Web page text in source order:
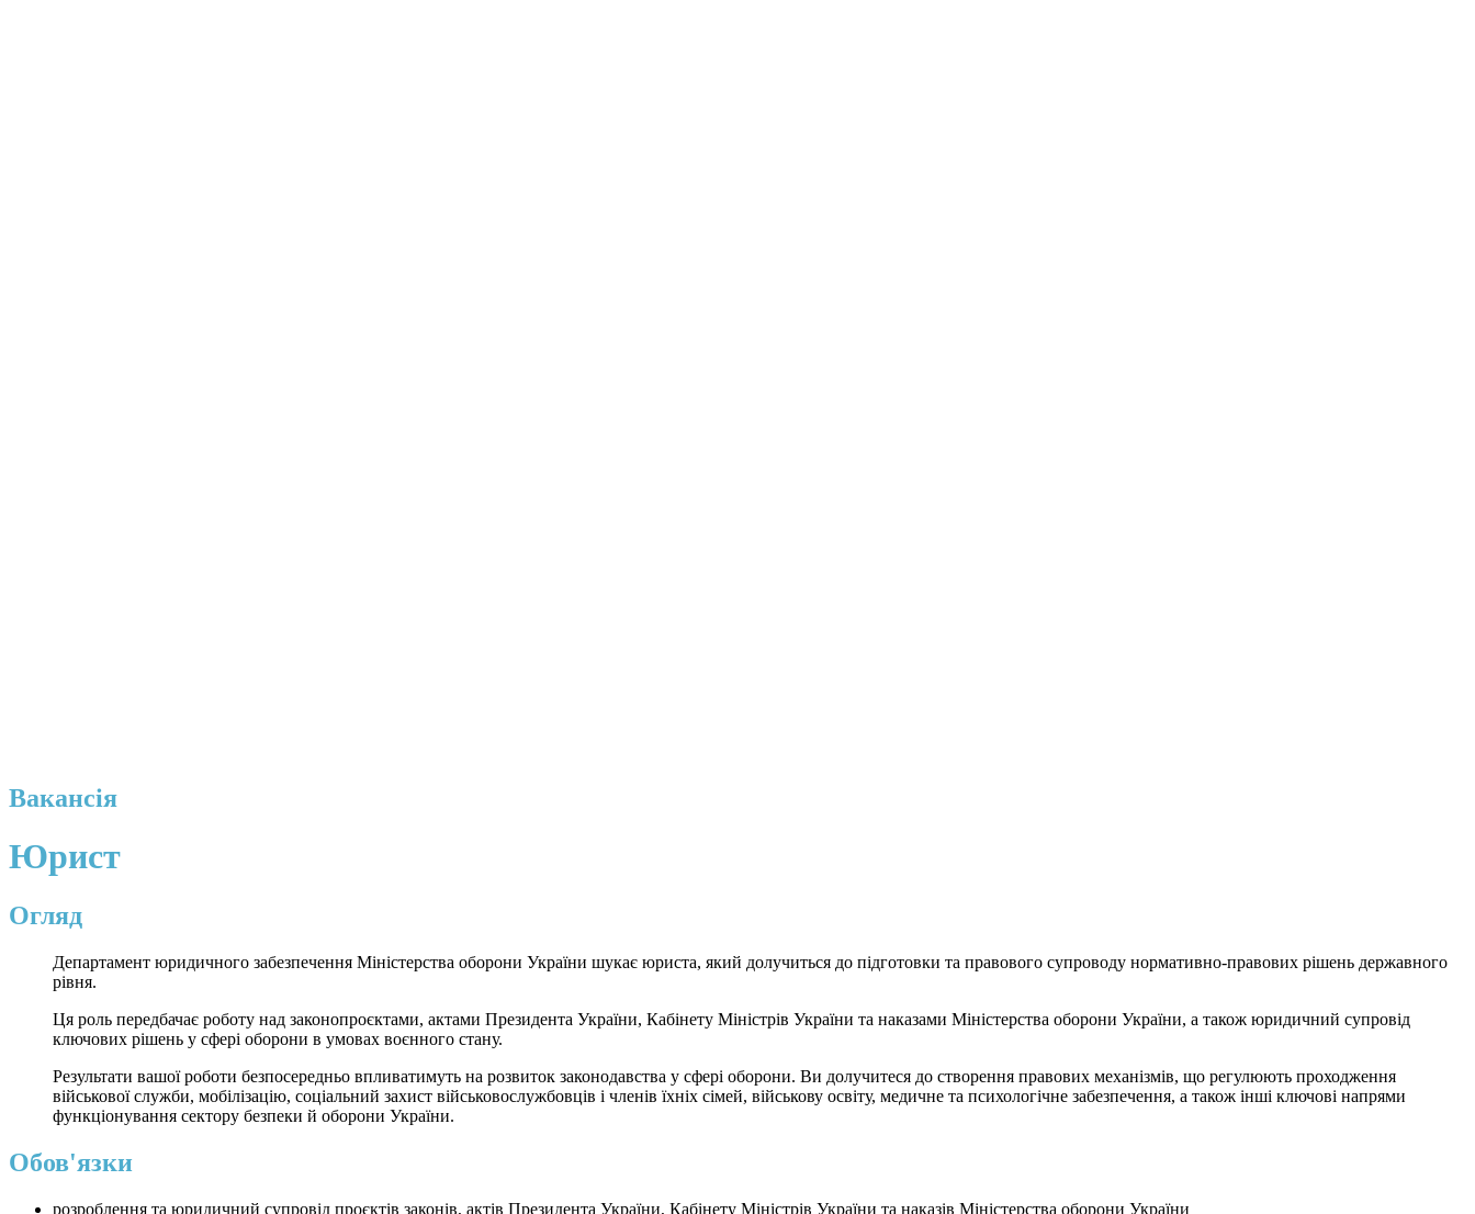
Вакансія
Юрист
Огляд
Департамент юридичного забезпечення Міністерства оборони України шукає юриста, який долучиться до підготовки та правового супроводу нормативно-правових рішень державного
рівня.
Ця роль передбачає роботу над законопроєктами, актами Президента України, Кабінету Міністрів України та наказами Міністерства оборони України, а також юридичний супровід
ключових рішень у сфері оборони в умовах воєнного стану.
Результати вашої роботи безпосередньо впливатимуть на розвиток законодавства у сфері оборони. Ви долучитеся до створення правових механізмів, що регулюють проходження
військової служби, мобілізацію, соціальний захист військовослужбовців і членів їхніх сімей, військову освіту, медичне та психологічне забезпечення, а також інші ключові напрями
функціонування сектору безпеки й оборони України.
Обов'язки
розроблення та юридичний супровід проєктів законів, актів Президента України, Кабінету Міністрів України та наказів Міністерства оборони України